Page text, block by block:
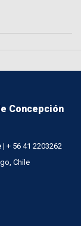
Concepción
+ 56 41 2203262
Chile